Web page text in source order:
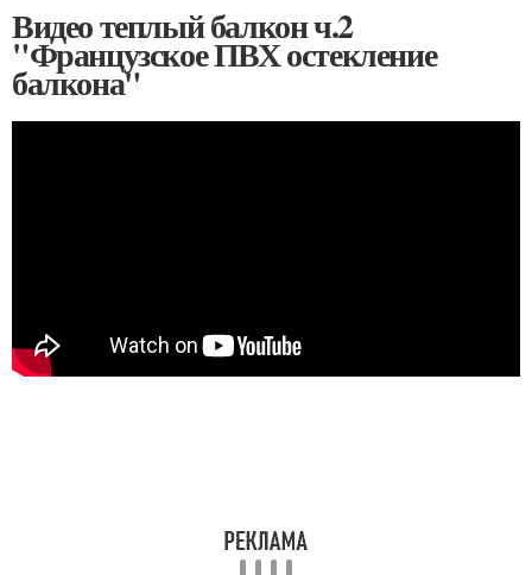
Видео теплый балкон ч.2
"Французское ПВХ остекление
балкона"